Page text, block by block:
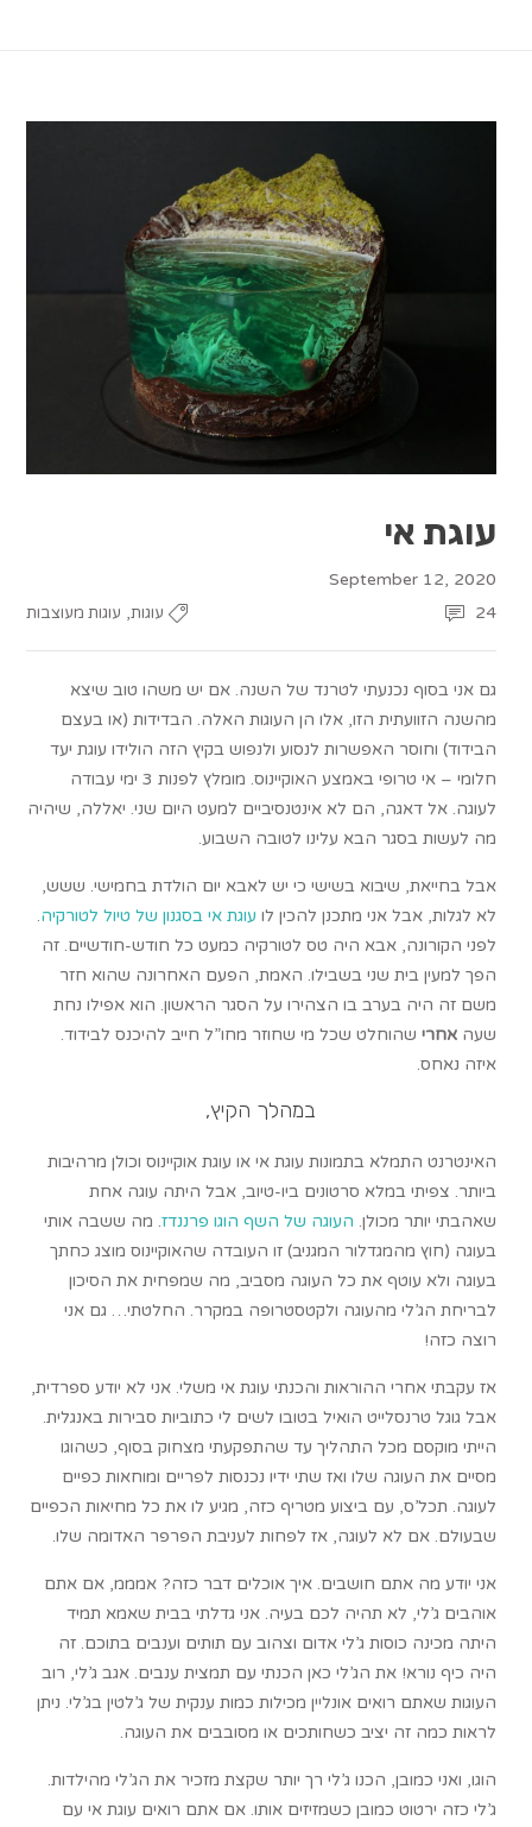
עוגת אי
September 12, 2020
עוגות, עוגות מעוצבות 24
גם אני בסוף נכנעתי לטרנד של השנה. אם יש משהו טוב שיצא
מהשנה הזוועתית הזו, אלו הן העוגות האלה. הבדידות (או בעצם
הבידוד) וחוסר האפשרות לנסוע ולנפוש בקיץ הזה הולידו עוגת יעד
חלומי – אי טרופי באמצע האוקיינוס. מומלץ לפנות 3 ימי עבודה
לעוגה. אל דאגה, הם לא אינטנסיביים למעט היום שני. יאללה, שיהיה
מה לעשות בסגר הבא עלינו לטובה השבוע.
אבל בחייאת, שיבוא בשישי כי יש לאבא יום הולדת בחמישי. ששש,
לא לגלות, אבל אני מתכנן להכין לו עוגת אי בסגנון של טיול לטורקיה.
לפני הקורונה, אבא היה טס לטורקיה כמעט כל חודש-חודשיים. זה
הפך למעין בית שני בשבילו. האמת, הפעם האחרונה שהוא חזר
משם זה היה בערב בו הצהירו על הסגר הראשון. הוא אפילו נחת
שעהאחרי שהוחלט שכל מי שחוזר מחו”ל חייב להיכנס לבידוד.
איזה נאחס.
במהלך הקיץ,
האינטרנט התמלא בתמונות עוגת אי או עוגת אוקיינוס וכולן מרהיבות
ביותר. צפיתי במלא סרטונים ביו-טיוב, אבל היתה עוגה אחת
שאהבתי יותר מכולן. העוגה של השף הוגו פרננדז. מה ששבה אותי
בעוגה (חוץ מהמגדלור המגניב) זו העובדה שהאוקיינוס מוצג כחתך
בעוגה ולא עוטף את כל העוגה מסביב, מה שמפחית את הסיכון
לבריחת הג’לי מהעוגה ולקטסטרופה במקרר. החלטתי… גם אני
רוצה כזה!
אז עקבתי אחרי ההוראות והכנתי עוגת אי משלי. אני לא יודע ספרדית,
אבל גוגל טרנסלייט הואיל בטובו לשים לי כתוביות סבירות באנגלית.
הייתי מוקסם מכל התהליך עד שהתפקעתי מצחוק בסוף, כשהוגו
מסיים את העוגה שלו ואז שתי ידיו נכנסות לפריים ומוחאות כפיים
לעוגה. תכל’ס, עם ביצוע מטריף כזה, מגיע לו את כל מחיאות הכפיים
שבעולם. אם לא לעוגה, אז לפחות לעניבת הפרפר האדומה שלו.
אני יודע מה אתם חושבים. איך אוכלים דבר כזה? אמממ, אם אתם
אוהבים ג’לי, לא תהיה לכם בעיה. אני גדלתי בבית שאמא תמיד
היתה מכינה כוסות ג’לי אדום וצהוב עם תותים וענבים בתוכם. זה
היה כיף נורא! את הג’לי כאן הכנתי עם תמצית ענבים. אגב ג’לי, רוב
העוגות שאתם רואים אונליין מכילות כמות ענקית של ג’לטין בג’לי. ניתן
לראות כמה זה יציב כשחותכים או מסובבים את העוגה.
הוגו, ואני כמובן, הכנו ג’לי רך יותר שקצת מזכיר את הג’לי מהילדות.
ג’לי כזה ירטוט כמובן כשמזיזים אותו. אם אתם רואים עוגת אי עם